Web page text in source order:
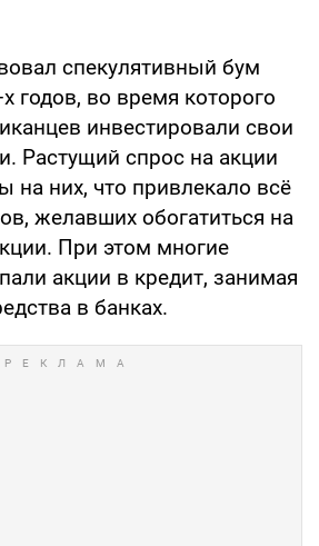
спекулятивный бум
годов, во время которого
инвестировали свои
Растущий спрос на акции
на них, что привлекало всё
желавших обогатиться на
При этом многие
акции в кредит, занимая
в банках.